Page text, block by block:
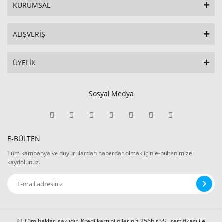
KURUMSAL
ALIŞVERİŞ
ÜYELİK
Sosyal Medya
E-BÜLTEN
Tüm kampanya ve duyurulardan haberdar olmak için e-bültenimize
kaydolunuz.